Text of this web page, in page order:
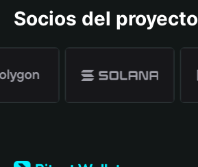
Socios del proyecto